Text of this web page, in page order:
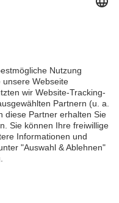
(10. Nov 2025).